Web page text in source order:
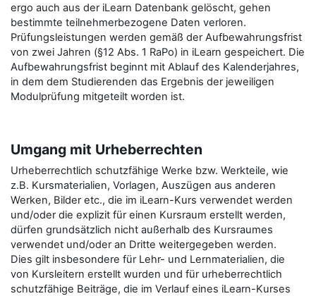
ergo auch aus der iLearn Datenbank gelöscht, gehen
bestimmte teilnehmerbezogene Daten verloren.
Prüfungsleistungen werden gemäß der Aufbewahrungsfrist
von zwei Jahren (§12 Abs. 1 RaPo) in iLearn gespeichert. Die
Aufbewahrungsfrist beginnt mit Ablauf des Kalenderjahres,
in dem dem Studierenden das Ergebnis der jeweiligen
Modulprüfung mitgeteilt worden ist.
Umgang mit Urheberrechten
Urheberrechtlich schutzfähige Werke bzw. Werkteile, wie
z.B. Kursmaterialien, Vorlagen, Auszügen aus anderen
Werken, Bilder etc., die im iLearn-Kurs verwendet werden
und/oder die explizit für einen Kursraum erstellt werden,
dürfen grundsätzlich nicht außerhalb des Kursraumes
verwendet und/oder an Dritte weitergegeben werden.
Dies gilt insbesondere für Lehr- und Lernmaterialien, die
von Kursleitern erstellt wurden und für urheberrechtlich
schutzfähige Beiträge, die im Verlauf eines iLearn-Kurses